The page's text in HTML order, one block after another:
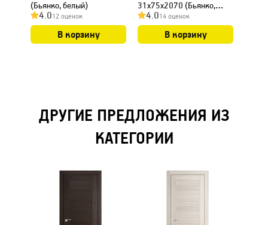
(Бьянко, белый)
4.012 оценок
В корзину
31х75х2070 (Бьянко,
белый)
4.014 оценок
В корзину
ДРУГИЕ ПРЕДЛОЖЕНИЯ ИЗ
КАТЕГОРИИ